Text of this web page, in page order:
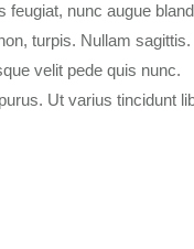
feugiat, nunc augue
turpis. Nullam sagittis.
velit pede quis nunc.
Ut varius tincidunt